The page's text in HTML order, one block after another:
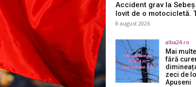
Accident grav la
lovit de o motocicletă.
8 august 2026
alba24.ro
Mai
fără
zeci de
Apuseni